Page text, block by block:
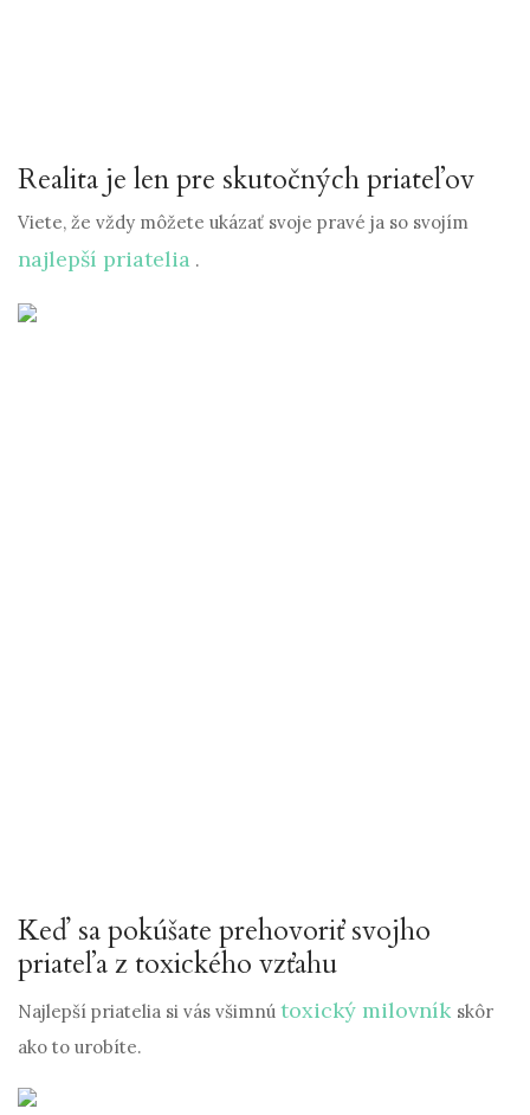
Realita je len pre skutočných priateľov
Viete, že vždy môžete ukázať svoje pravé ja so svojím
najlepší priatelia .
Keď sa pokúšate prehovoriť svojho
priateľa z toxického vzťahu
Najlepší priatelia si vás všimnú toxický milovník skôr
ako to urobíte.